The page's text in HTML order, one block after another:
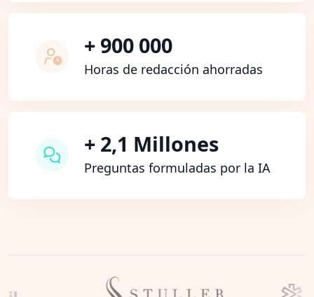
+ 900 000
Horas de redacción ahorradas
+ 2,1 Millones
Preguntas formuladas por la IA